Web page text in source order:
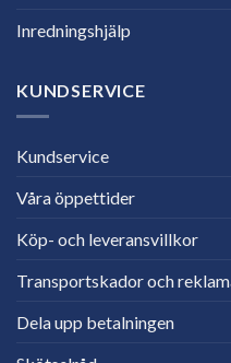
Inredningshjälp
KUNDSERVICE
Kundservice
Våra öppettider
Köp- och leveransvillkor
Transportskador och
Dela upp betalningen